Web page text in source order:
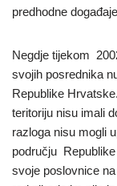
predhodne
Negdje tijekom
svojih posrednika
Republike
teritoriju nisu imali
razloga nisu mogli
području
svoje poslovnice